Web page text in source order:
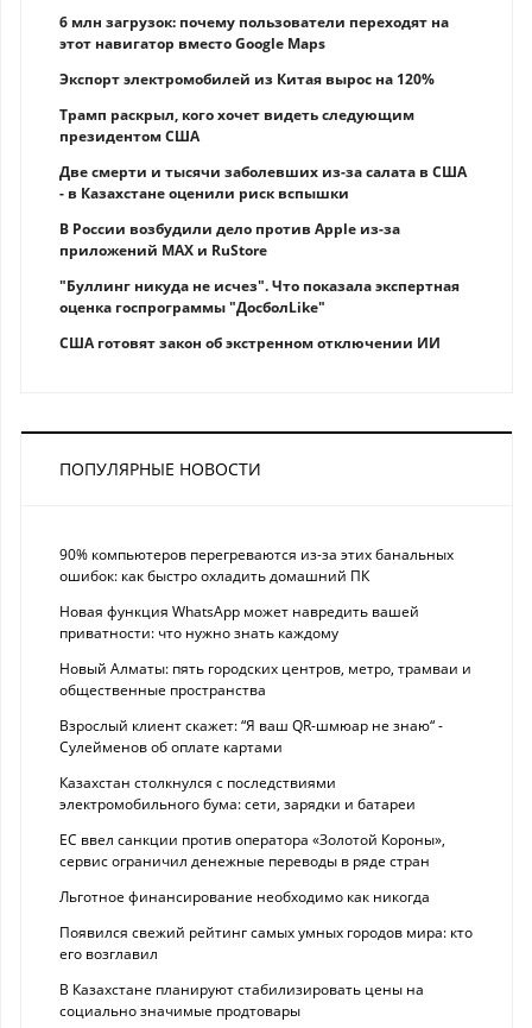
6 млн загрузок: почему пользователи переходят на
этот навигатор вместо Google Maps
Экспорт электромобилей из Китая вырос на 120%
Трамп раскрыл, кого хочет видеть следующим
президентом США
Две смерти и тысячи заболевших из-за салата в США
- в Казахстане оценили риск вспышки
В России возбудили дело против Apple из-за
приложений MAX и RuStore
"Буллинг никуда не исчез". Что показала экспертная
оценка госпрограммы "ДосболLike"
США готовят закон об экстренном отключении ИИ
ПОПУЛЯРНЫЕ НОВОСТИ
90% компьютеров перегреваются из-за этих банальных
ошибок: как быстро охладить домашний ПК
Новая функция WhatsApp может навредить вашей
приватности: что нужно знать каждому
Новый Алматы: пять городских центров, метро, трамваи и
общественные пространства
Взрослый клиент скажет: “Я ваш QR-шмюар не знаю“ -
Сулейменов об оплате картами
Казахстан столкнулся с последствиями
электромобильного бума: сети, зарядки и батареи
ЕС ввел санкции против оператора «Золотой Короны»,
сервис ограничил денежные переводы в ряде стран
Льготное финансирование необходимо как никогда
Появился свежий рейтинг самых умных городов мира: кто
его возглавил
В Казахстане планируют стабилизировать цены на
социально значимые продтовары